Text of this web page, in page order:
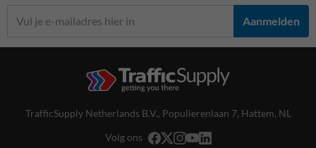
Aanmelden
TrafficSupply Netherlands B.V., Populierenlaan 7, Hattem, NL
Volg ons